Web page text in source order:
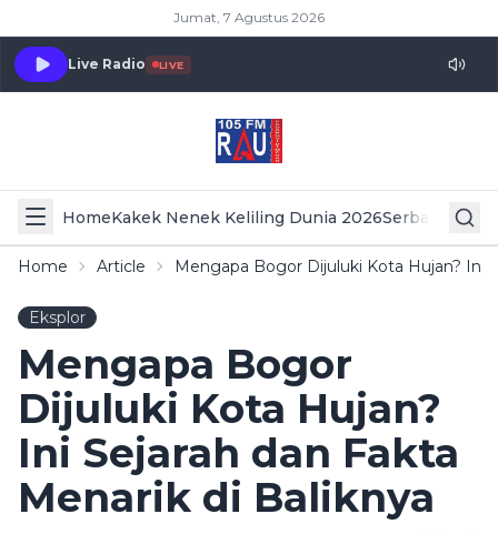
Jumat, 7 Agustus 2026
Live Radio LIVE
HomeKakek Nenek Keliling Dunia 2026Serba Serbi
Home Article Mengapa Bogor Dijuluki Kota Hujan? Ini
Eksplor
Mengapa Bogor
Dijuluki Kota Hujan?
Ini Sejarah dan Fakta
Menarik di Baliknya